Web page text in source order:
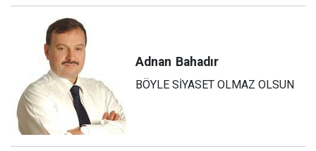
Adnan Bahadır
BÖYLE SİYASET OLMAZ OLSUN